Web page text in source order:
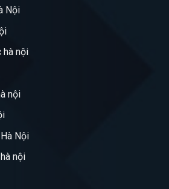
Nội
hà nội
nội
Nội
nội